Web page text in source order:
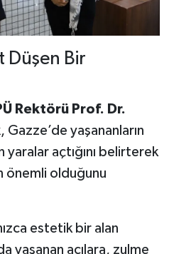
Düşen Bir
Rektörü Prof. Dr.
, Gazze’de yaşananların
yaralar açtığını belirterek
önemli olduğunu
estetik bir alan
yaşanan acılara, zulme